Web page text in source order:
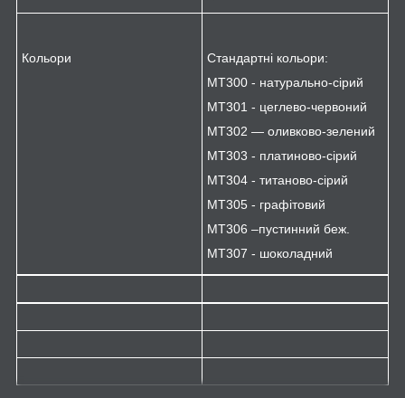
Кольори
Стандартні кольори:
MT300 - натурально-сірий
MT301 - цеглево-червоний
MT302 — оливково-зелений
MT303 - платиново-сірий
MT304 - титаново-сірий
MT305 - графітовий
MT306 –пустинний беж.
MT307 - шоколадний